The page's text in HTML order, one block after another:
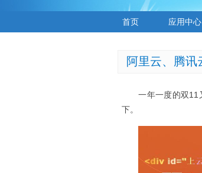
首页 应用中心
阿里云、腾讯
一年一度的双11
下。